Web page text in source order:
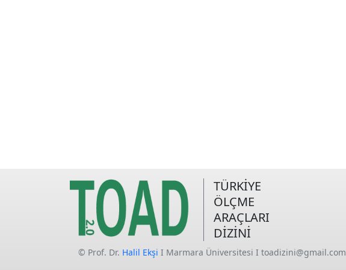
TÜRKİYE
ÖLÇME
ARAÇLARI
DİZİNİ
© Prof. Dr. Halil Ekşi I Marmara Üniversitesi I toadizini@gmail.com